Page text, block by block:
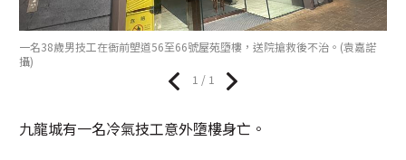
一名38歲男技工在衙前塱道56至66號屋苑墮樓，送院搶救後不治。(袁嘉諾
攝)
1 / 1
九龍城有一名冷氣技工意外墮樓身亡。